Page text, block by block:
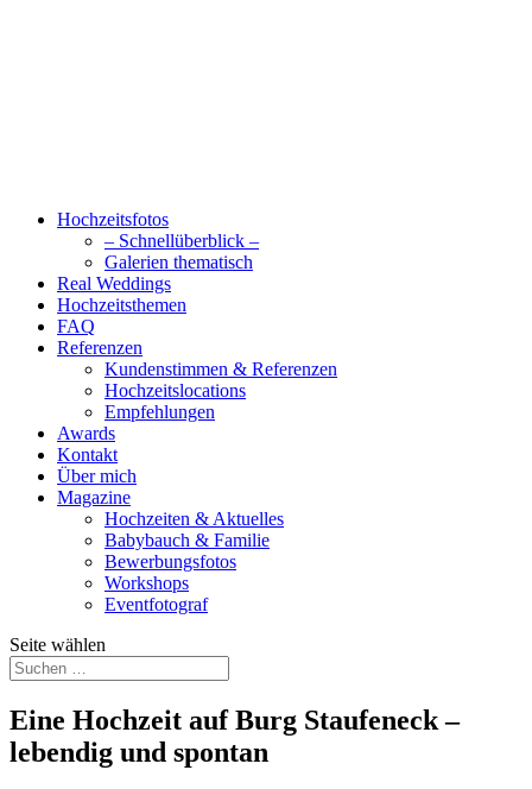
Hochzeitsfotos
– Schnellüberblick –
Galerien thematisch
Real Weddings
Hochzeitsthemen
FAQ
Referenzen
Kundenstimmen & Referenzen
Hochzeitslocations
Empfehlungen
Awards
Kontakt
Über mich
Magazine
Hochzeiten & Aktuelles
Babybauch & Familie
Bewerbungsfotos
Workshops
Eventfotograf
Seite wählen
Eine Hochzeit auf Burg Staufeneck –
lebendig und spontan